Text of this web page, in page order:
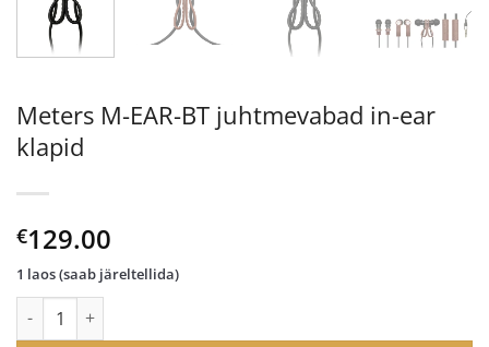
Meters M-EAR-BT juhtmevabad in-ear
klapid
€129.00
1 laos (saab järeltellida)
Meters M-EAR-BT juhtmevabad in-ear klapid kogus